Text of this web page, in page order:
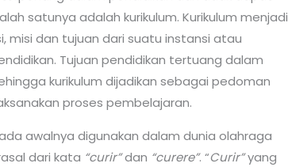
satunya adalah kurikulum. Kurikulum menjadi
misi dan tujuan dari suatu instansi atau
Tujuan pendidikan tertuang dalam
kurikulum dijadikan sebagai pedoman
proses pembelajaran.
awalnya digunakan dalam dunia olahraga
dari kata “curir”dan “curere”. “Curir”yang